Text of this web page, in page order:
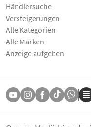
Händlersuche
Versteigerungen
Alle Kategorien
Alle Marken
Anzeige aufgeben